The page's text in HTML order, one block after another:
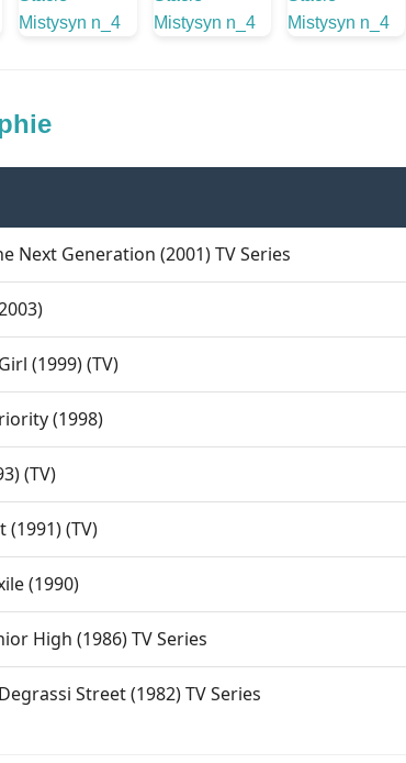
Next Generation (2001) TV Series
(1999) (TV)
(1998)
(TV)
(1991) (TV)
(1990)
High (1986) TV Series
Street (1982) TV Series